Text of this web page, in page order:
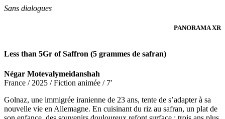
Sans dialogues
PANORAMA XR
Less than 5Gr of Saffron (5 grammes de safran)
Négar Motevalymeidanshah
France / 2025 / Fiction animée / 7′
Golnaz, une immigrée iranienne de 23 ans, tente de s’adapter à sa
nouvelle vie en Allemagne. En cuisinant du riz au safran, un plat de